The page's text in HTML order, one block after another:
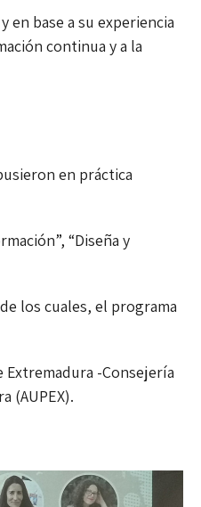
base a su experiencia
continua y a la
en práctica
“Diseña y
los cuales, el programa
Extremadura -Consejería
(AUPEX).